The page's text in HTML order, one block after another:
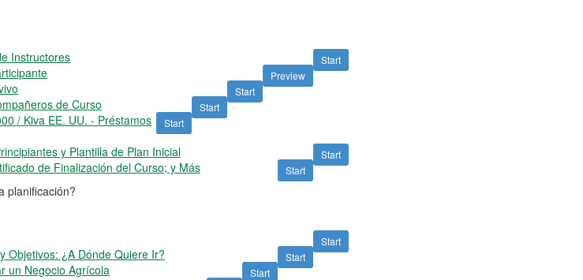
Start
Instructores
Preview
Start
Start
de Curso
Start
/ Kiva EE. UU. - Préstamos
Start
y Plantilla de Plan Inicial
Start
de Finalización del Curso; y Más
planificación?
Start
Start
Objetivos: ¿A Dónde Quiere Ir?
Start
un Negocio Agrícola